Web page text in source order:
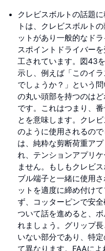
クレビスボルトの話題
トは、クレビスボルト
ットがあり一般的なド
スポイントドライバー
工されています。図43
示し、例えば「このイ
でしょうか？」という
の丸い頭部を持つのは
です。これはつまり、
とを意味します。クレ
のように使用されるの
は、純粋な剪断荷重ア
れ、テンションアプリ
ません。もしもクレビ
ブル端子と一緒に使用
ットを適度に締め付け
ず、コッターピンで安
ついて話を進めると、
れましょう。グリップ
いない部分であり、特
て異なります。FAAに